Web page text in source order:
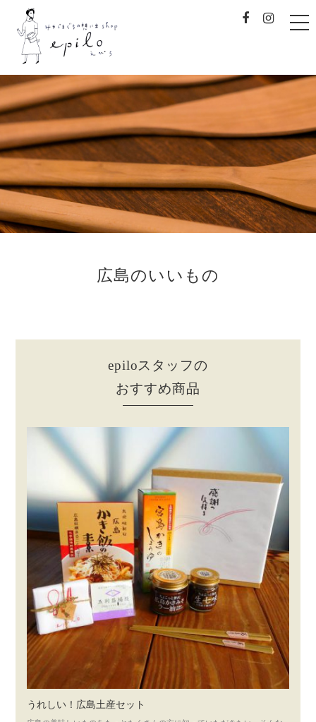
みやじまぐちの想
広島のいいもの
epiloスタッフの
おすすめ商品
うれしい！広島土産セット
t
o
e
n
a
t
i